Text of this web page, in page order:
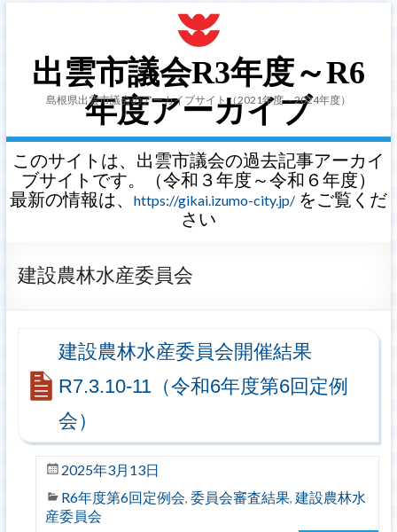
出雲市議会R3年度～R6
年度アーカイブ
島根県出雲市議会のアーカイブサイト（2021年度～2024年度）
このサイトは、出雲市議会の過去記事アーカイ
ブサイトです。（令和３年度～令和６年度）
最新の情報は、
https://gikai.izumo-city.jp/をご覧くだ
さい
建設農林水産委員会
建設農林水産委員会開催結果
R7.3.10-11（令和6年度第6回定例
会）
2025年3月13日
R6年度第6回定例会, 委員会審査結果, 建設農林水
産委員会